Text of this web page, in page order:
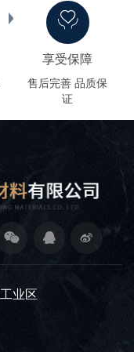
享受保障
售后完善 品质保
证
业区